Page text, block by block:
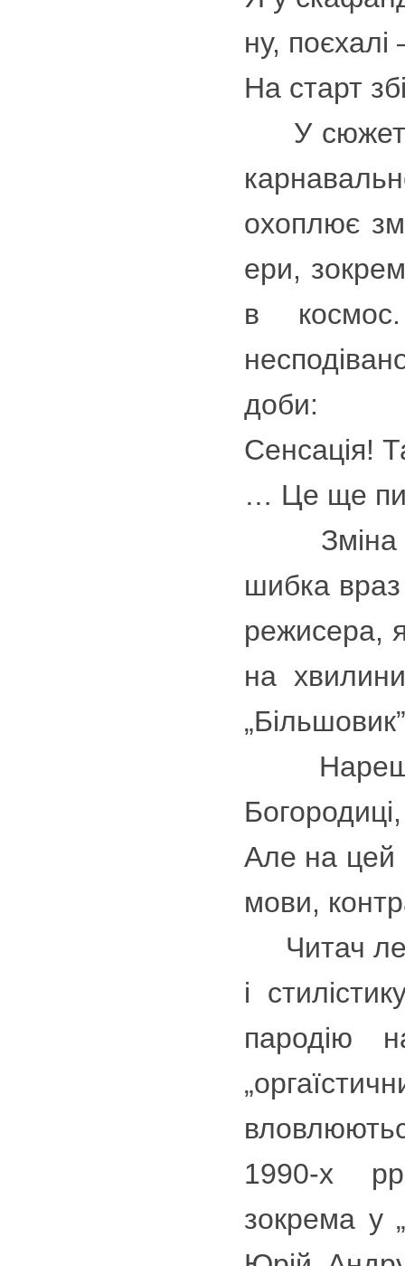
ну, поєхалі
На старт
У
охоплює
ери,
в
доби:
Сенсація!
… Це ще
Зміна
шибка враз
режисера,
на
Але на цей
мови,
Читач
і
пародію
1990-х
зокрема у